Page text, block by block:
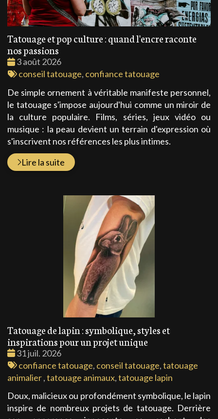
Tatouage et pop culture : quand l'encre raconte
nos passions
Date
:
3 août 2026
Tags
conseil tatouage, confiance tatouage
De simple ornement à véritable manifeste personnel,
le tatouage s'impose aujourd'hui comme un miroir de
la culture populaire. Films, séries, jeux vidéo ou
musique : la peau devient un terrain d'expression où
s'inscrivent nos références les plus intimes.
Lire la suite
Tatouage de lapin : symbolique, styles et
inspirations pour un projet unique
Date
:
31 juil. 2026
Tags
:
confiance tatouage, conseil tatouage,tatouage
animalier,tatouage animaux,tatouage lapin
Doux, malicieux ou profondément symbolique, le lapin
inspire de nombreux projets de tatouage. Derrière